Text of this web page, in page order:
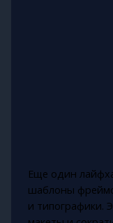
Еще один
шаблоны
и типографики.